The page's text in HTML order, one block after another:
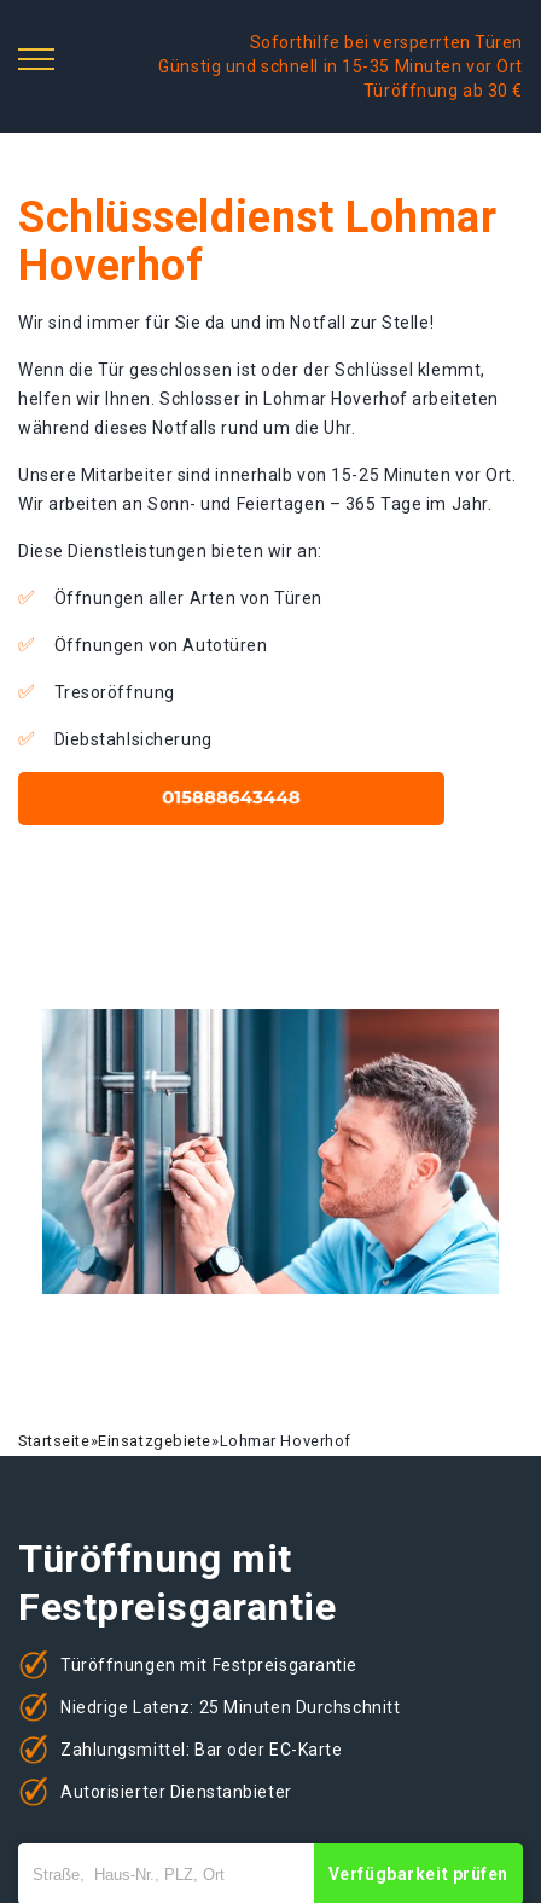
Soforthilfe bei versperrten Türen
Günstig und schnell in 15-35 Minuten vor Ort
Türöffnung ab 30 €
Schlüsseldienst Lohmar
Hoverhof
Wir sind immer für Sie da und im Notfall zur Stelle!
Wenn die Tür geschlossen ist oder der Schlüssel klemmt,
helfen wir Ihnen. Schlosser in Lohmar Hoverhof arbeiteten
während dieses Notfalls rund um die Uhr.
Unsere Mitarbeiter sind innerhalb von 15-25 Minuten vor Ort.
Wir arbeiten an Sonn- und Feiertagen – 365 Tage im Jahr.
Diese Dienstleistungen bieten wir an:
Öffnungen aller Arten von Türen
Öffnungen von Autotüren
Tresoröffnung
Diebstahlsicherung
Startseite»Einsatzgebiete»Lohmar Hoverhof
Türöffnung mit
Festpreisgarantie
Türöffnungen mit Festpreisgarantie
Niedrige Latenz: 25 Minuten Durchschnitt
Zahlungsmittel: Bar oder EC-Karte
Autorisierter Dienstanbieter
Verfügbarkeit prüfen